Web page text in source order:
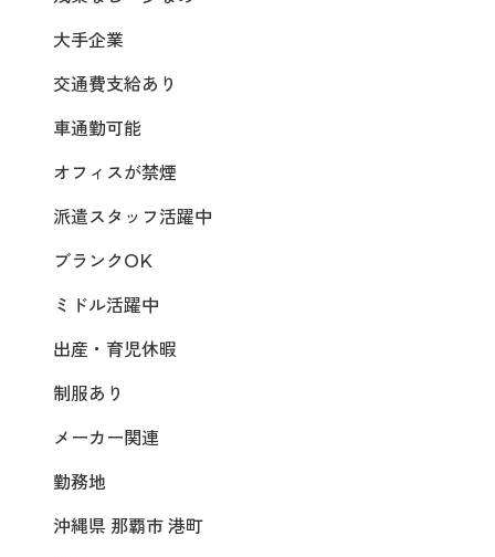
大手企業
交通費支給あり
車通勤可能
オフィスが禁煙
派遣スタッフ活躍中
ブランクOK
ミドル活躍中
出産・育児休暇
制服あり
メーカー関連
勤務地
沖縄県 那覇市 港町